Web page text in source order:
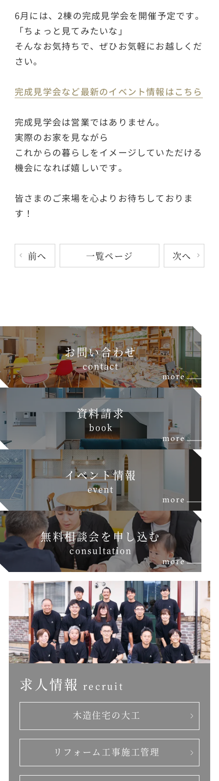
6月には、2棟の完成見学会を開催予定です。
「ちょっと見てみたいな」
そんなお気持ちで、ぜひお気軽にお越しくだ
さい。
完成見学会など最新のイベント情報はこちら
完成見学会は営業ではありません。
実際のお家を見ながら
これからの暮らしをイメージしていただける
機会になれば嬉しいです。
皆さまのご来場を心よりお待ちしておりま
す！
前へ 一覧ページ 次へ
お問い合わせ
contact
more
資料請求
book
more
イベント情報
event
more
無料相談会を申し込む
consultation
more
求人情報 recruit
木造住宅の大工
リフォーム工事施工管理